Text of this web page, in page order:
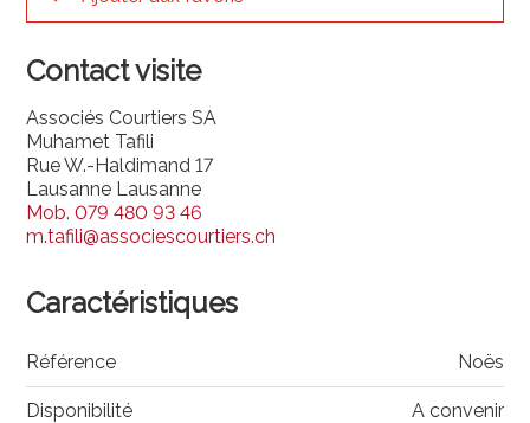
Contact visite
Associés Courtiers SA
Muhamet Tafili
Rue W.-Haldimand 17
Lausanne Lausanne
Mob.079 480 93 46
m.tafili@associescourtiers.ch
Caractéristiques
Référence Noës
Disponibilité A convenir